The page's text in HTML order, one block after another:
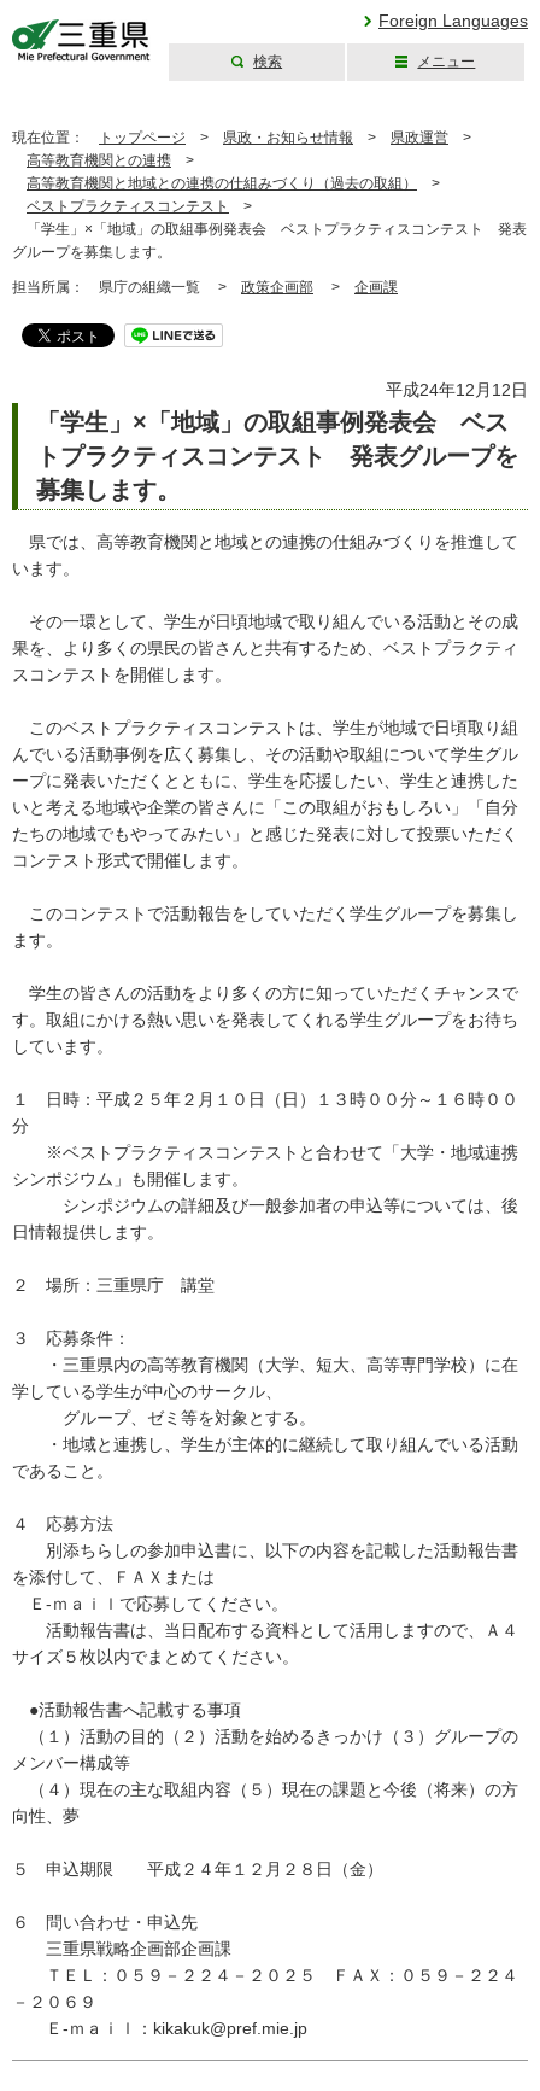
Foreign Languages
検索 メニュー
現在位置： トップページ > 県政・お知らせ情報 > 県政運営 >
高等教育機関との連携 >
高等教育機関と地域との連携の仕組みづくり（過去の取組）
>
ベストプラクティスコンテスト
>
「学生」×「地域」の取組事例発表会 ベストプラクティスコンテスト 発表
グループを募集します。
担当所属： 県庁の組織一覧 > 政策企画部 > 企画課
平成24年12月12日
「学生」×「地域」の取組事例発表会 ベス
トプラクティスコンテスト 発表グループを
募集します。
県では、高等教育機関と地域との連携の仕組みづくりを推進して
います。
その一環として、学生が日頃地域で取り組んでいる活動とその成
果を、より多くの県民の皆さんと共有するため、ベストプラクティ
スコンテストを開催します。
このベストプラクティスコンテストは、学生が地域で日頃取り組
んでいる活動事例を広く募集し、その活動や取組について学生グル
ープに発表いただくとともに、学生を応援したい、学生と連携した
いと考える地域や企業の皆さんに「この取組がおもしろい」「自分
たちの地域でもやってみたい」と感じた発表に対して投票いただく
コンテスト形式で開催します。
このコンテストで活動報告をしていただく学生グループを募集し
ます。
学生の皆さんの活動をより多くの方に知っていただくチャンスで
す。取組にかける熱い思いを発表してくれる学生グループをお待ち
しています。
１ 日時：平成２５年２月１０日（日）１３時００分～１６時００
分
※ベストプラクティスコンテストと合わせて「大学・地域連携
シンポジウム」も開催します。
シンポジウムの詳細及び一般参加者の申込等については、後
日情報提供します。
２ 場所：三重県庁 講堂
３ 応募条件：
・三重県内の高等教育機関（大学、短大、高等専門学校）に在
学している学生が中心のサークル、
グループ、ゼミ等を対象とする。
・地域と連携し、学生が主体的に継続して取り組んでいる活動
であること。
４ 応募方法
別添ちらしの参加申込書に、以下の内容を記載した活動報告書
を添付して、ＦＡＸまたは
Ｅ-ｍａｉｌで応募してください。
活動報告書は、当日配布する資料として活用しますので、Ａ４
サイズ５枚以内でまとめてください。
●活動報告書へ記載する事項
（１）活動の目的（２）活動を始めるきっかけ（３）グループの
メンバー構成等
（４）現在の主な取組内容（５）現在の課題と今後（将来）の方
向性、夢
５ 申込期限 平成２４年１２月２８日（金）
６ 問い合わせ・申込先
三重県戦略企画部企画課
ＴＥＬ：０５９－２２４－２０２５ ＦＡＸ：０５９－２２４
－２０６９
Ｅ-ｍａｉｌ：kikakuk@pref.mie.jp